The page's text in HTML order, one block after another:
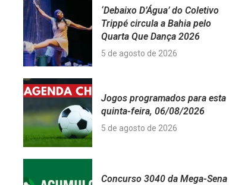
‘Debaixo D’Água’ do Coletivo
Trippé circula a Bahia pelo
Quarta Que Dança 2026
5 de agosto de 2026
Jogos programados para esta
quinta-feira, 06/08/2026
5 de agosto de 2026
Concurso 3040 da Mega-Sena